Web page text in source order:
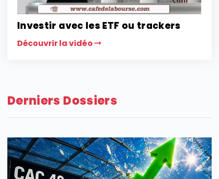
Investir avec les ETF ou trackers
Découvrir la vidéo
Derniers Dossiers